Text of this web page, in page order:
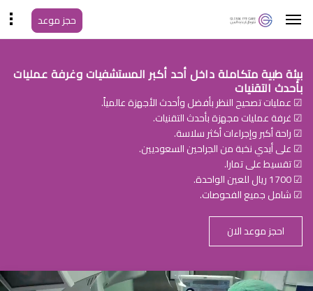
حجز موعد
بيئة طبية متكاملة داخل أحد أكبر المستشفيات وغرفة عمليات
بأحدث التقنيات
☑ عمليات تصحيح النظر بأفضل وأحدث الأجهزة عالمياً.
☑ غرفة عمليات مجهزة بأحدث التقنيات.
☑ راحة أكبر وإجراءات أكثر سلاسة.
☑ على أيدي نخبة من الجراحين السعوديين.
☑ تقسيط على تمارا.
☑ 1700 ريال للعين الواحدة.
☑ شامل جميع الفحوصات.
احجز موعد الان